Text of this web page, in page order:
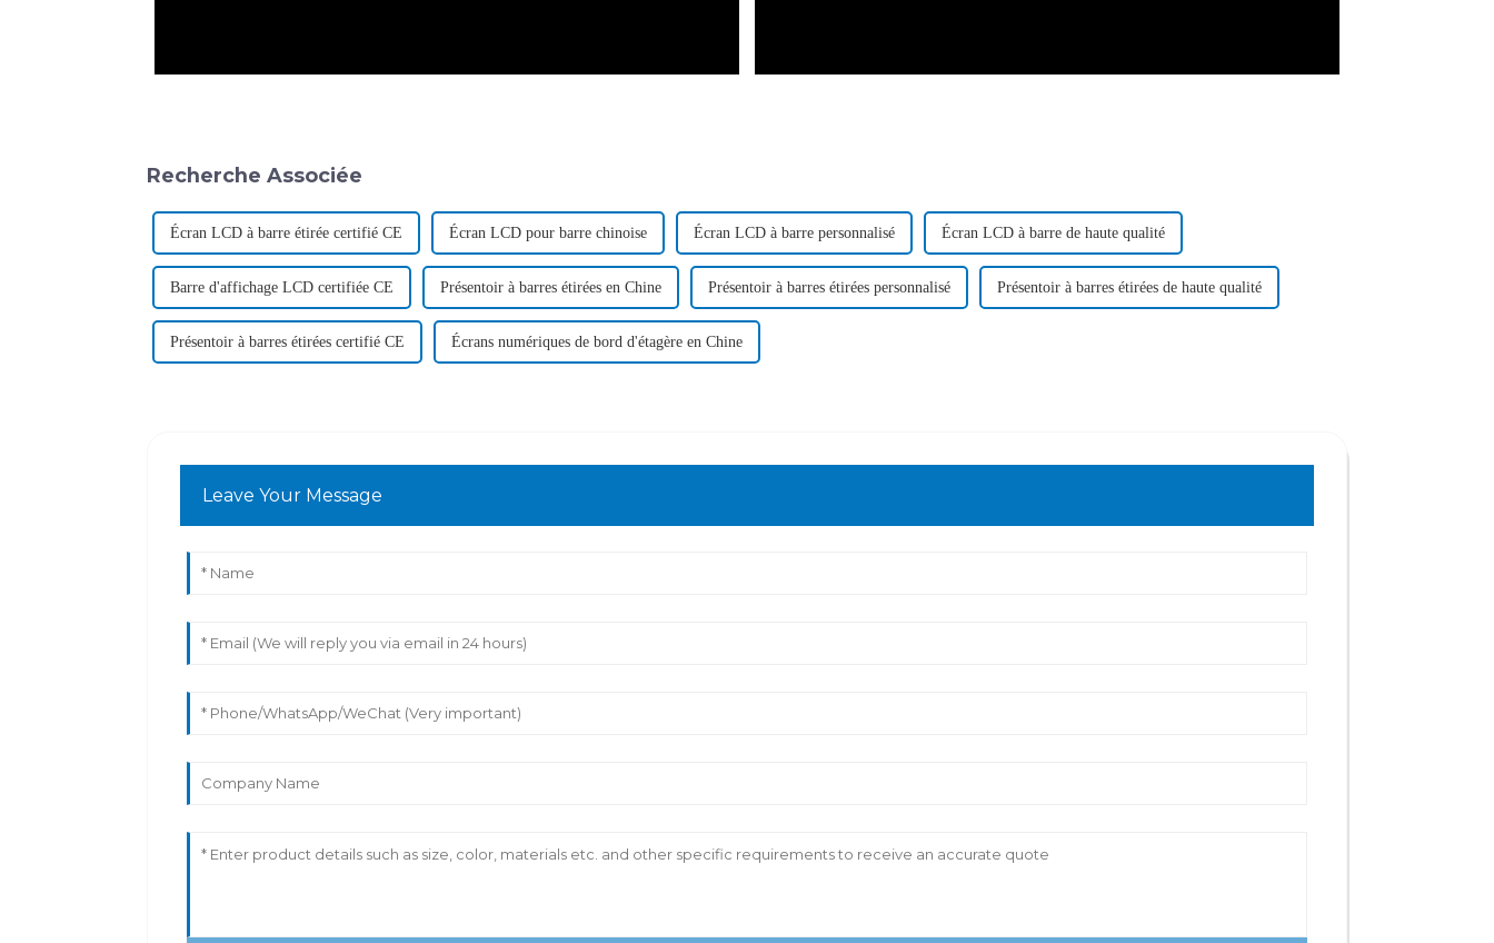
Recherche Associée
Écran LCD à barre étirée certifié CE Écran LCD pour barre chinoise Écran LCD à barre personnalisé Écran LCD à barre de haute qualité
Barre d'affichage LCD certifiée CE Présentoir à barres étirées en Chine Présentoir à barres étirées personnalisé Présentoir à barres étirées de haute qualité
Présentoir à barres étirées certifié CE Écrans numériques de bord d'étagère en Chine
Leave Your Message